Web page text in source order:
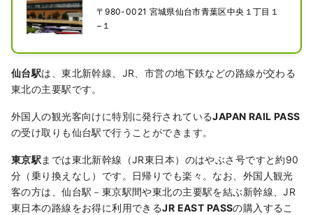
〒980-0021 宮城県仙台市青葉区中央１丁目１
−１
仙台駅は、東北新幹線、JR、市営の地下鉄などの路線が交わる
東北の主要駅です。
外国人の観光客向けに特別に発行されているJAPAN RAIL PASS
の受け取りも仙台駅で行うことができます。
東京駅 までは東北新幹線（JR東日本）のはやぶさ号ですと約90
分（乗り換えなし）です。日帰りでも楽々。なお、外国人観光
客の方は、仙台駅－東京駅間や東北の主要駅を結ぶ新幹線、JR
東日本の路線をお得に利用できるJR EAST PASSの購入するこ